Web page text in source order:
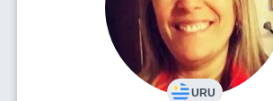
URU